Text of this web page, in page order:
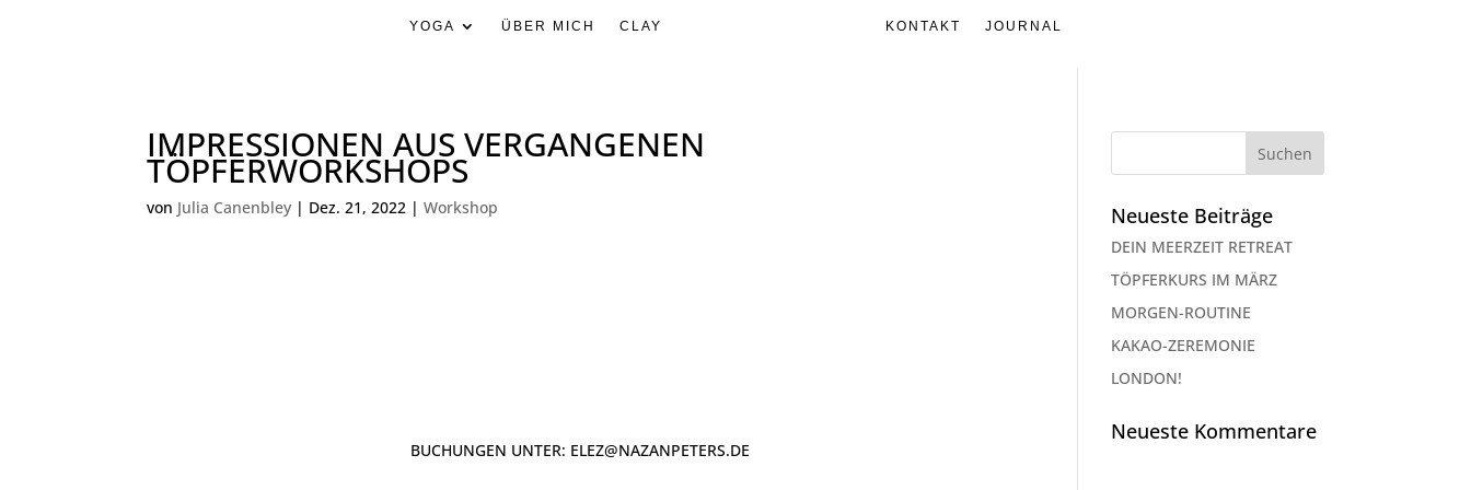
YOGA ÜBER MICH CLAY KONTAKT JOURNAL
IMPRESSIONEN AUS VERGANGENEN
TÖPFERWORKSHOPS
von Julia Canenbley | Dez. 21, 2022 |Workshop
BUCHUNGEN UNTER: ELEZ@NAZANPETERS.DE
Neueste Beiträge
DEIN MEERZEIT RETREAT
TÖPFERKURS IM MÄRZ
MORGEN-ROUTINE
KAKAO-ZEREMONIE
LONDON!
Neueste Kommentare